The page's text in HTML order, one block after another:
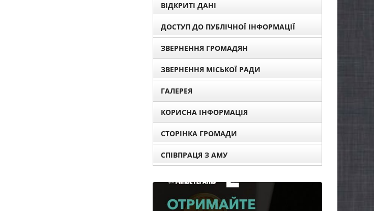
ВІДКРИТІ ДАНІ
ДОСТУП ДО ПУБЛІЧНОЇ ІНФОРМАЦІЇ
ЗВЕРНЕННЯ ГРОМАДЯН
ЗВЕРНЕННЯ МІСЬКОЇ РАДИ
ГАЛЕРЕЯ
КОРИСНА ІНФОРМАЦІЯ
СТОРІНКА ГРОМАДИ
СПІВПРАЦЯ З АМУ
НОВИНИ
Уповноважений
Верховної Ради